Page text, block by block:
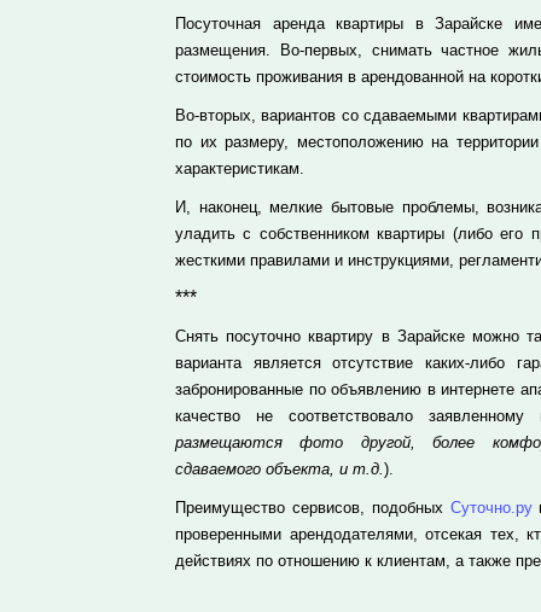
Посуточная аренда квартиры в Зарайске
размещения. Во-первых, снимать частное
стоимость проживания в арендованной на
Во-вторых, вариантов со сдаваемыми
по их размеру, местоположению на
характеристикам.
И, наконец, мелкие бытовые проблемы,
уладить с собственником квартиры (либо его
жесткими правилами и инструкциями,
***
Снять посуточно квартиру в Зарайске можно
варианта является отсутствие каких-либо
забронированные по объявлению в интернете
качество не соответствовало
размещаются фото другой, более
сдаваемого объекта, и т.д.).
Преимущество сервисов, подобных Суточно.ру
проверенными арендодателями, отсекая тех,
действиях по отношению к клиентам, а также